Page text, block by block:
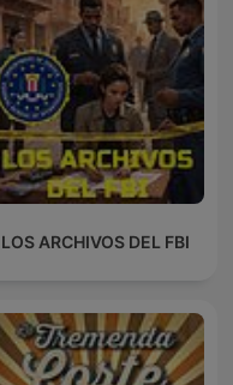
LOS ARCHIVOS DEL FBI